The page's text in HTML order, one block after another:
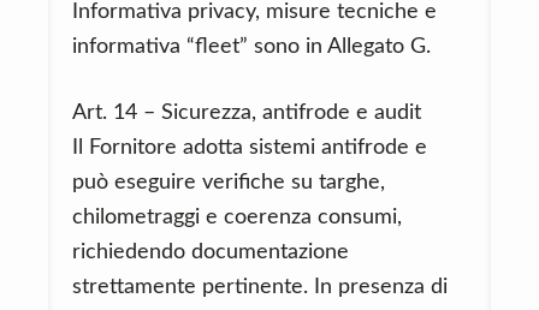
Informativa privacy, misure tecniche e
informativa “fleet” sono in Allegato G.
Art. 14 – Sicurezza, antifrode e audit
Il Fornitore adotta sistemi antifrode e
può eseguire verifiche su targhe,
chilometraggi e coerenza consumi,
richiedendo documentazione
strettamente pertinente. In presenza di